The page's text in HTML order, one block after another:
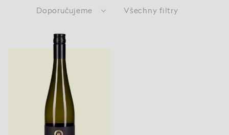
Doporučujeme Všechny filtry